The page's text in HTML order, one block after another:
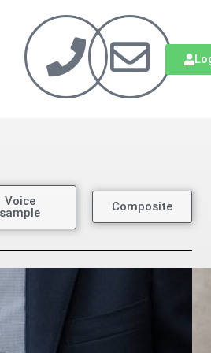
Voice
sample
Composite